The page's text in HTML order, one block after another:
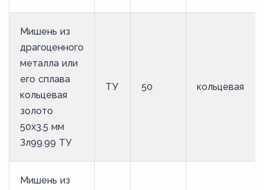
Мишень из
драгоценного
металла или
его сплава
кольцевая
золото
50х3.5 мм
Зл99.99 ТУ
ТУ 50 кольцевая
Мишень из